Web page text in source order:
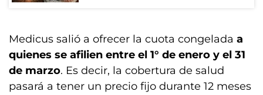
Medicus salió a ofrecer la cuota congelada a
quienes se afilien entre el 1° de enero y el 31
de marzo. Es decir, la cobertura de salud
pasará a tener un precio fijo durante 12 meses